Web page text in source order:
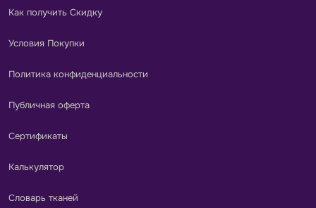
Как получить Скидку
Условия Покупки
Политика конфиденциальности
Публичная оферта
Сертификаты
Калькулятор
Словарь тканей